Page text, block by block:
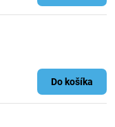
Do košíka